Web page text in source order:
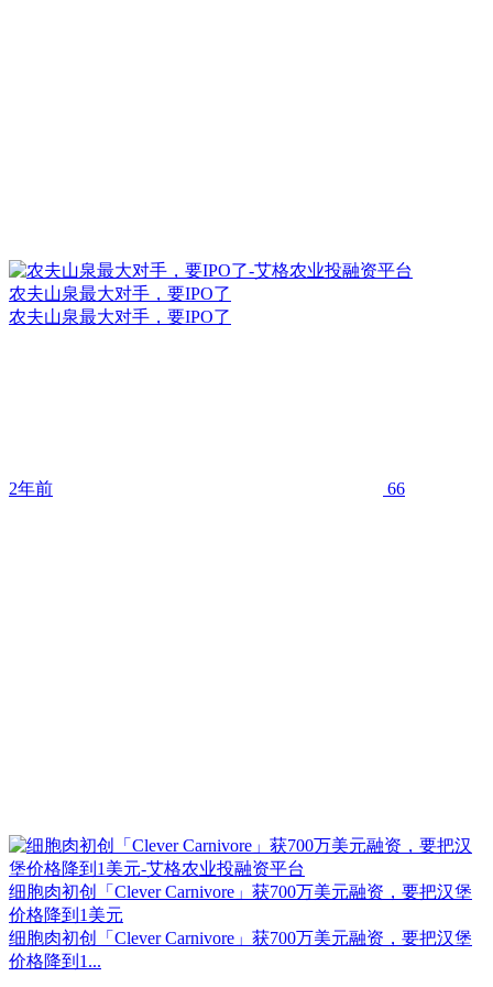
农夫山泉最大对手，要IPO了
农夫山泉最大对手，要IPO了
2年前 66
细胞肉初创「Clever Carnivore」获700万美元融资，要把汉堡
价格降到1美元
细胞肉初创「Clever Carnivore」获700万美元融资，要把汉堡
价格降到1...